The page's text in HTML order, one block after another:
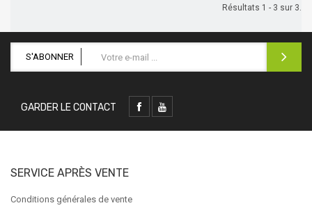
Résultats 1 - 3 sur 3.
S'ABONNER
GARDER LE CONTACT
SERVICE APRÈS VENTE
Conditions générales de vente